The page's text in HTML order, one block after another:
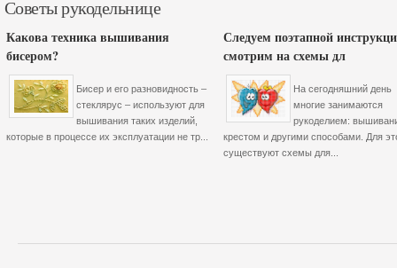
Советы рукодельнице
Какова техника вышивания
бисером?
Бисер и его разновидность –
стеклярус – используют для
вышивания таких изделий,
которые в процессе их эксплуатации не тр...
Следуем поэтапной
смотрим на схемы дл
На сегодняшний день
многие занимаются
рукоделием:
крестом и другими способами. Для
существуют схемы для...